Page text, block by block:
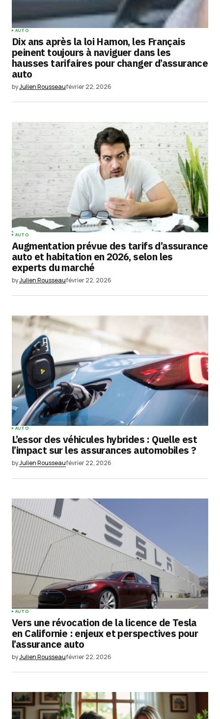
Your Name*
Your E-mail*
commentaire.
AUTO
Dix ans après la loi Hamon, les Français
peinent toujours à naviguer dans les
hausses tarifaires pour changer d’assurance
auto
byJulien Rousseaufévrier 22, 2026
AUTO
Augmentation prévue des tarifs d’assurance
auto et habitation en 2026, selon les
experts du marché
byJulien Rousseaufévrier 22, 2026
AUTO
L’essor des véhicules hybrides : Quelle est
l’impact sur les assurances automobiles ?
byJulien Rousseaufévrier 22, 2026
AUTO
Vers une révocation de la licence de Tesla
en Californie : enjeux et perspectives pour
l’assurance auto
byJulien Rousseaufévrier 22, 2026